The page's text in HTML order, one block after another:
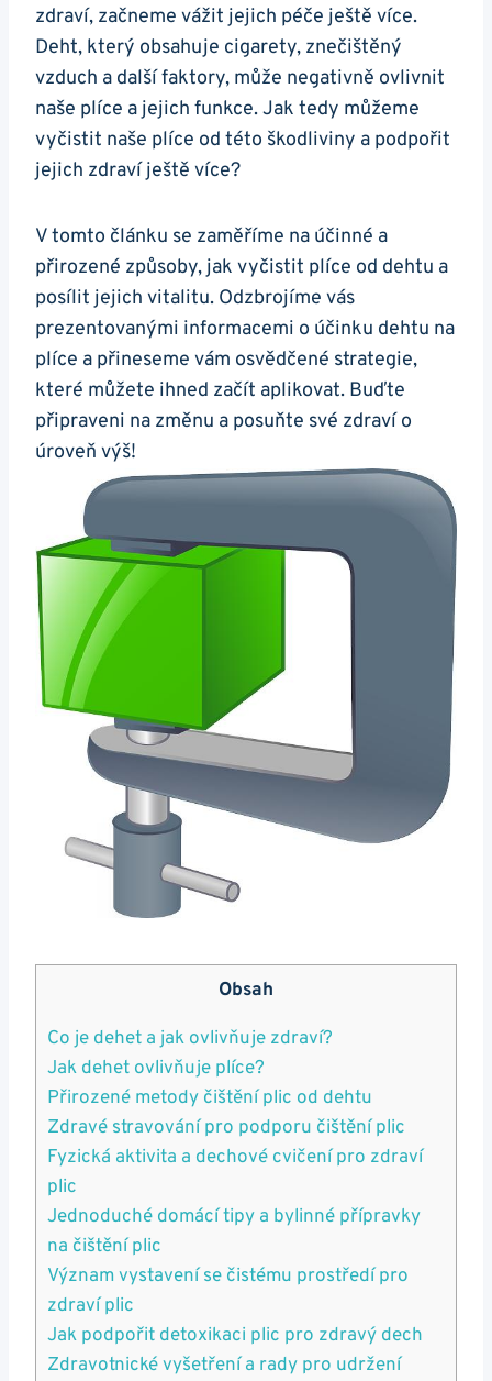
zdraví, ⁣začneme vážit jejich⁤ péče ještě více.
Deht, který obsahuje ⁢cigarety, znečištěný
vzduch a ‍další faktory, může negativně ovlivnit
naše⁢ plíce a jejich funkce. Jak tedy​ můžeme
vyčistit‌ naše plíce od této ⁢škodliviny a podpořit
jejich zdraví ještě více?
V tomto článku se zaměříme na účinné a
přirozené ⁢způsoby, jak vyčistit plíce od ⁢dehtu a⁢
posílit jejich⁢ vitalitu.⁣ Odzbrojíme vás​
prezentovanými informacemi o účinku ‌dehtu na
plíce a přineseme vám osvědčené strategie,
které můžete ​ihned začít aplikovat. Buďte
připraveni na změnu a posuňte své⁤ zdraví o
úroveň výš!
Obsah
Co je ⁢dehet ⁤a jak ovlivňuje zdraví?
Jak dehet ovlivňuje ⁣plíce?
Přirozené metody​ čištění plic od dehtu
Zdravé stravování⁣ pro podporu čištění plic
Fyzická ‍aktivita a​ dechové cvičení pro zdraví
plic
Jednoduché domácí tipy a⁣ bylinné přípravky
na čištění ‍plic
Význam ​vystavení se čistému prostředí ⁤pro
‍zdraví plic
Jak podpořit ⁣detoxikaci⁤ plic pro zdravý dech
Zdravotnické vyšetření a rady pro udržení